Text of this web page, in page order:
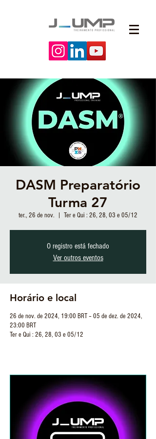
DASM Preparatório
Turma 27
ter., 26 de nov. Ter e Qui : 26, 28, 03 e 05/12
O registro está fechado
Ver outros eventos
Horário e local
26 de nov. de 2024, 19:00 BRT – 05 de dez. de 2024,
23:00 BRT
Ter e Qui : 26, 28, 03 e 05/12